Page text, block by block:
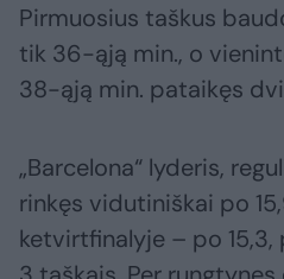
Pirmuosius taškus
tik 36-ąją min., o
38-ąją min. pataikęs
„Barcelona“ lyderis,
rinkęs vidutiniškai po
ketvirtfinalyje – po 15,3,